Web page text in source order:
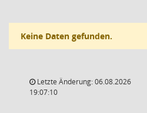
Keine Daten gefunden.
Letzte Änderung: 06.08.2026
19:07:10